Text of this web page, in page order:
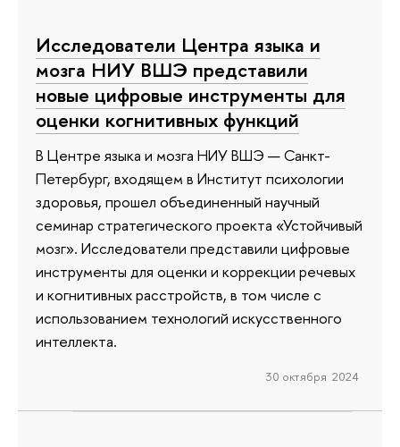
Исследователи Центра языка и
мозга НИУ ВШЭ представили
новые цифровые инструменты для
оценки когнитивных функций
В Центре языка и мозга НИУ ВШЭ — Санкт-
Петербург, входящем в Институт психологии
здоровья, прошел объединенный научный
семинар стратегического проекта «Устойчивый
мозг». Исследователи представили цифровые
инструменты для оценки и коррекции речевых
и когнитивных расстройств, в том числе с
использованием технологий искусственного
интеллекта.
30 октября 2024